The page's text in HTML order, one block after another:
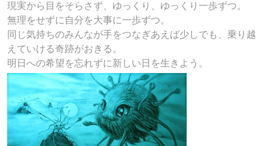
現実から目をそらさず、ゆっくり、ゆっくり一歩ずつ。
無理をせずに自分を大事に一歩ずつ。
同じ気持ちのみんなが手をつなぎあえば少しでも、乗り越
えていける奇跡がおきる。
明日への希望を忘れずに新しい日を生きよう。